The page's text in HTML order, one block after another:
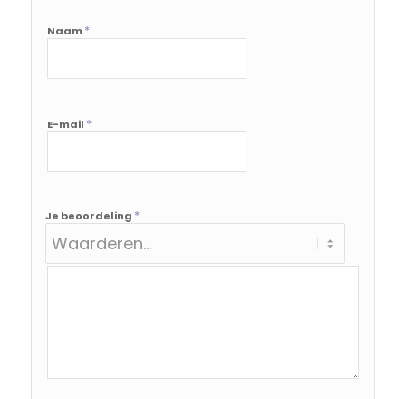
Naam *
E-mail *
Je beoordeling *